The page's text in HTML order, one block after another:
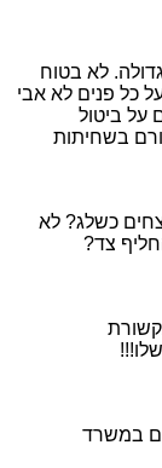
לא בטוח
כל פנים לא אבי
על ביטול
בשחיתות
כשלג? לא
צד?
במשרד